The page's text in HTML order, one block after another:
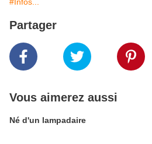
Partager
Vous aimerez aussi
Né d'un lampadaire